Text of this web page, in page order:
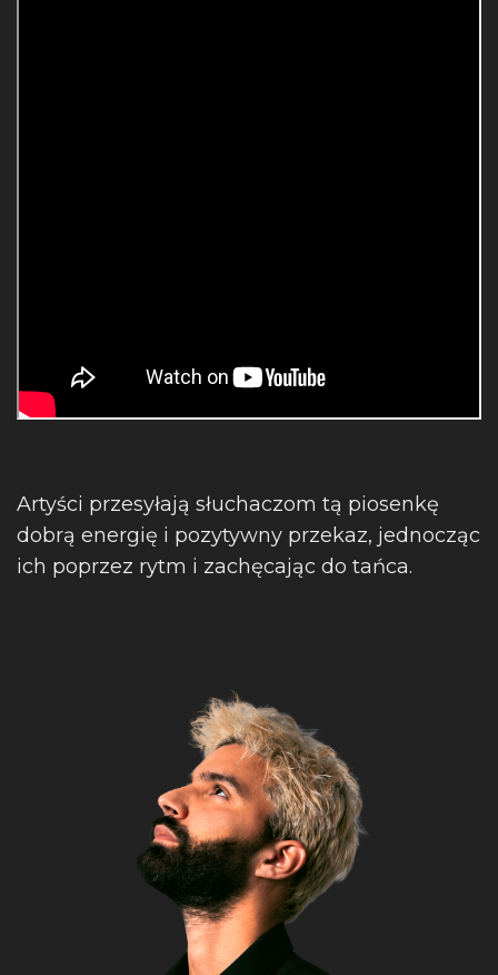
Artyści przesyłają słuchaczom tą piosenkę
dobrą energię i pozytywny przekaz, jednocząc
ich poprzez rytm i zachęcając do tańca.